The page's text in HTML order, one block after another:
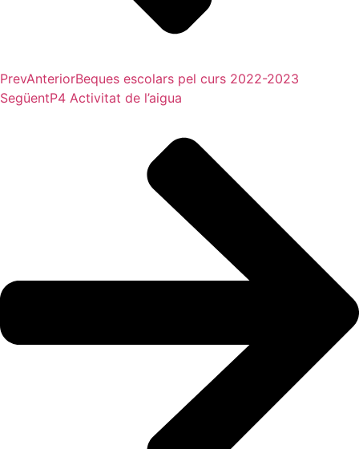
PrevAnteriorBeques escolars pel curs 2022-2023
SegüentP4 Activitat de l’aigua